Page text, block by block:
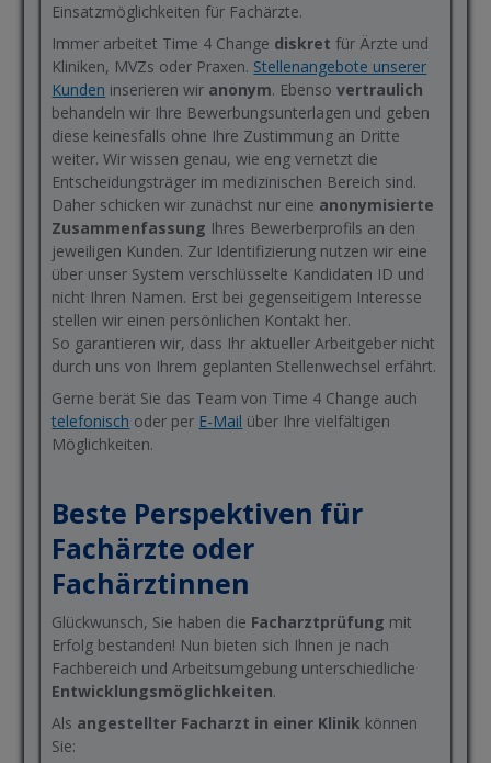
Einsatzmöglichkeiten für Fachärzte.
Immer arbeitet Time 4 Change diskret für Ärzte und
Kliniken, MVZs oder Praxen. Stellenangebote unserer
Kunden inserieren wir anonym. Ebensovertraulich
behandeln wir Ihre Bewerbungsunterlagen und geben
diese keinesfalls ohne Ihre Zustimmung an Dritte
weiter. Wir wissen genau, wie eng vernetzt die
Entscheidungsträger im medizinischen Bereich sind.
Daher schicken wir zunächst nur eine anonymisierte
Zusammenfassung Ihres Bewerberprofils an den
jeweiligen Kunden. Zur Identifizierung nutzen wir eine
über unser System verschlüsselte Kandidaten ID und
nicht Ihren Namen. Erst bei gegenseitigem Interesse
stellen wir einen persönlichen Kontakt her.
So garantieren wir, dass Ihr aktueller Arbeitgeber nicht
durch uns von Ihrem geplanten Stellenwechsel erfährt.
Gerne berät Sie das Team von Time 4 Change auch
telefonisch oder per E-Mail über Ihre vielfältigen
Möglichkeiten.
Beste Perspektiven für
Fachärzte oder
Fachärztinnen
Glückwunsch, Sie haben die Facharztprüfung mit
Erfolg bestanden! Nun bieten sich Ihnen je nach
Fachbereich und Arbeitsumgebung unterschiedliche
Entwicklungsmöglichkeiten.
Als angestellter Facharzt in einer Klinik können
Sie: